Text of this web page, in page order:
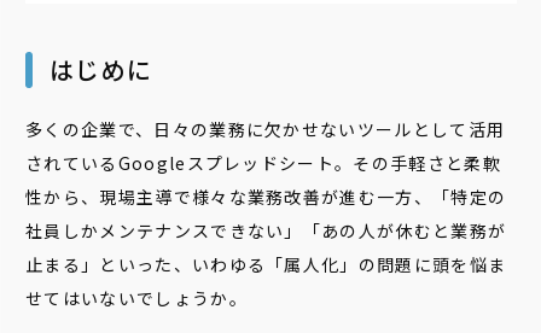
はじめに
多くの企業で、日々の業務に欠かせないツールとして活用
されているGoogleスプレッドシート。その手軽さと柔軟
性から、現場主導で様々な業務改善が進む一方、「特定の
社員しかメンテナンスできない」「あの人が休むと業務が
止まる」といった、いわゆる「属人化」の問題に頭を悩ま
せてはいないでしょうか。